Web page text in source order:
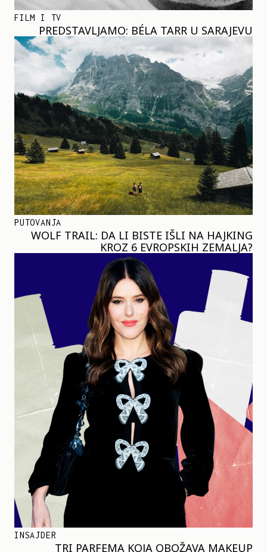
FILM I TV
PREDSTAVLJAMO: BÉLA TARR U SARAJEVU
PUTOVANJA
WOLF TRAIL: DA LI BISTE IŠLI NA HAJKING
KROZ 6 EVROPSKIH ZEMALJA?
INSAJDER
TRI PARFEMA KOJA OBOŽAVA MAKEUP